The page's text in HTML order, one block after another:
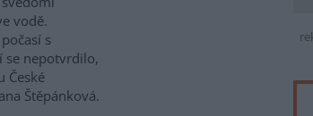
vodě.
s
se nepotvrdilo,
České
Štěpánková.